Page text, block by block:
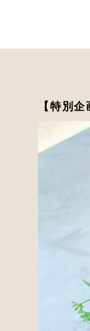
【特別